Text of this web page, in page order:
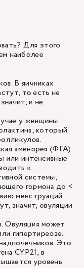
Для этого
наиболее
В яичниках
то есть не
и не
у женщины
который
аменорея (ФГА).
или интенсивные
к
системы,
гормона до <
менструаций
значит, овуляции
Овуляция может
гипертиреозе.
Это
CYP21, в
уровень